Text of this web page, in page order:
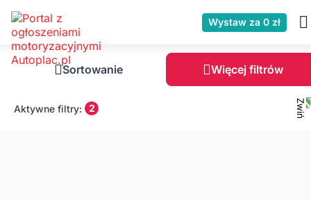
Wystaw za 0 zł
Sortowanie Więcej filtrów
Aktywne filtry: 2